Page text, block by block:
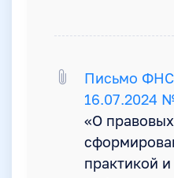
Письмо ФНС
16.07.2024
«О
практикой